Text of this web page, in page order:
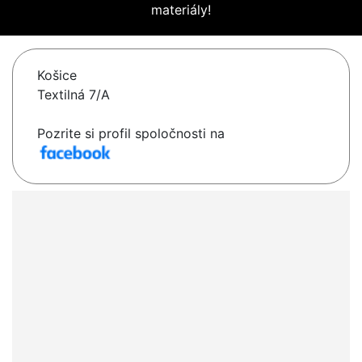
materiály!
Košice
Textilná 7/A
Pozrite si profil spoločnosti na